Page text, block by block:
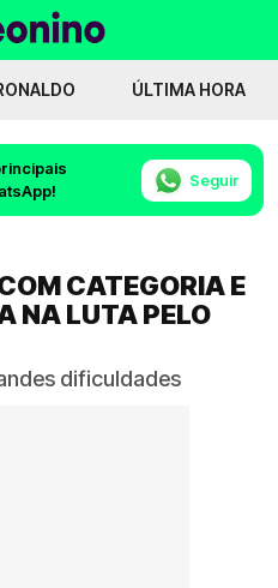
ÚLTIMA HORA
Seguir
CATEGORIA E
NA LUTA PELO
dificuldades